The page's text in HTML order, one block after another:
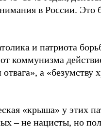
в России. Это
и патриота
коммунизма
а «безумству
«крыша» у этих
– не нацисты, но